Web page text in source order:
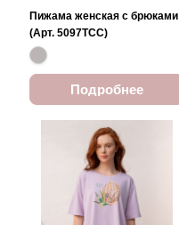
Пижама женская с брюками
(Арт. 5097TCC)
Подробнее